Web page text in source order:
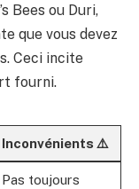
Bees ou Duri,
que vous devez
Ceci incite
fourni.
Inconvénients ⚠️
Pas toujours